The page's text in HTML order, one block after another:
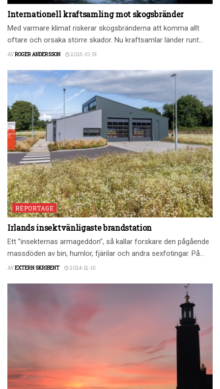
Internationell kraftsamling mot skogsbränder
Med varmare klimat riskerar skogsbränderna att komma allt
oftare och orsaka större skador. Nu kraftsamlar länder runt...
AVROGER ANDERSSON 2025-01-19
REPORTAGE
Irlands insektvänligaste brandstation
Ett ”insekternas armageddon”, så kallar forskare den pågående
massdöden av bin, humlor, fjärilar och andra sexfotingar. På...
AVEXTERN SKRIBENT 2024-12-10